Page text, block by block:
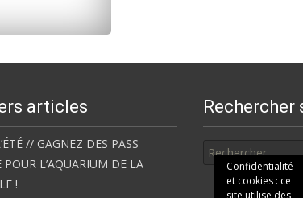
articles
// GAGNEZ DES PASS
POUR L’AQUARIUM DE LA
!
Rechercher
Confidentialité
et cookies : ce
site utilise des